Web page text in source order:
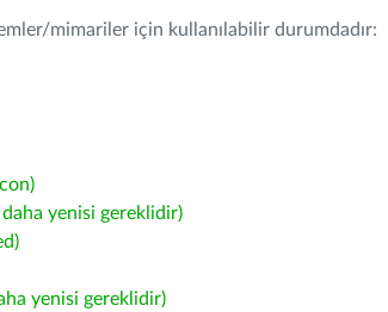
mimariler için kullanılabilir durumdadır:
yenisi gereklidir)
yenisi gereklidir)